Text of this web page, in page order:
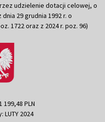
udzielenie dotacji celowej, o
29 grudnia 1992 r. o
1722 oraz z 2024 r. poz. 96)
199,48 PLN
LUTY 2024